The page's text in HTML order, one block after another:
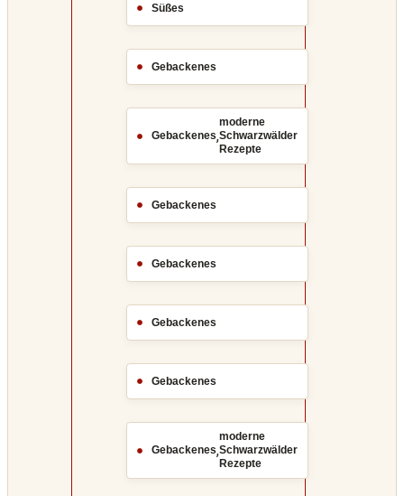
Süßes
Gebackenes
Gebackenes,
moderne
Schwarzwälder
Rezepte
Gebackenes
Gebackenes
Gebackenes
Gebackenes
Gebackenes,
moderne
Schwarzwälder
Rezepte